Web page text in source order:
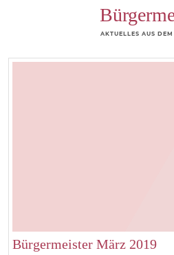
AKTUELLES AUS
Bürgermeister März 2019